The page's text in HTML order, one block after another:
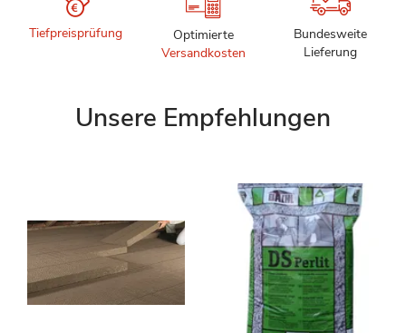
Tiefpreisprüfung
Optimierte
Versandkosten
Bundesweite
Lieferung
Unsere Empfehlungen